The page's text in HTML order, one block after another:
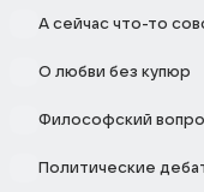
А сейчас что-то
О любви без купюр
Философский
Политические